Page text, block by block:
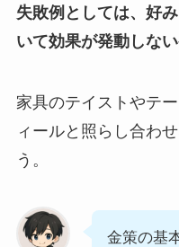
失敗例としては、好
いて効果が発動しな
家具のテイストやテ
ィールと照らし合わ
う。
金策の基